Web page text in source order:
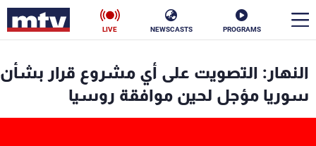
PROGRAMS
NEWSCASTS
LIVE
النهار: التصويت على أي مشروع قرار بشأن
سوريا مؤجل لحين موافقة روسيا